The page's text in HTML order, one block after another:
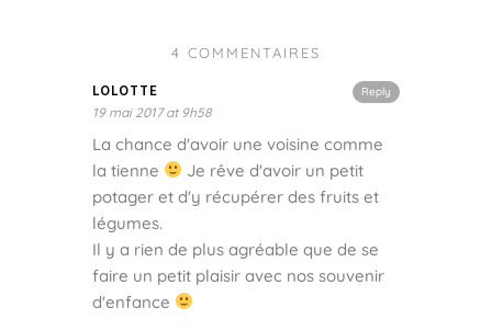
4 COMMENTAIRES
Reply
LOLOTTE
19 mai 2017 at 9h58
La chance d'avoir une voisine comme
la tienne
Je rêve d'avoir un petit
potager et d'y récupérer des fruits et
légumes.
Il y a rien de plus agréable que de se
faire un petit plaisir avec nos souvenir
d'enfance